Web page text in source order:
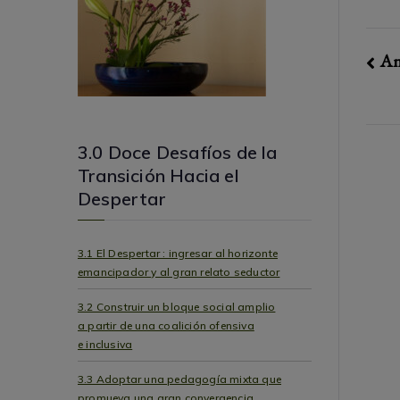
3.0 Doce Desafíos de la
Transición Hacia el
Despertar
3.1 El Despertar : ingresar al horizonte
emancipador y al gran relato seductor
3.2 Construir un bloque social amplio
a partir de una coalición ofensiva
e inclusiva
3.3 Adoptar una pedagogía mixta que